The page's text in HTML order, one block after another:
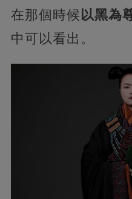
在那個時候 以黑為
中可以看出。